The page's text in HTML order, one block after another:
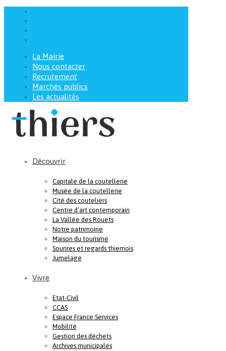
La Mairie
Nous contacter
Recrutement
Marchés publics
Les actualités
Découvrir
Capitale de la coutellerie
Musée de la coutellerie
Cité des couteliers
Centre d’art contemporain
La Vallée des Rouets
Notre patrimoine
Maison du tourisme
Sourires et regards thiernois
Jumelage
Vivre
Etat-Civil
CCAS
Espace France Services
Mobilité
Gestion des déchets
Archives municipales